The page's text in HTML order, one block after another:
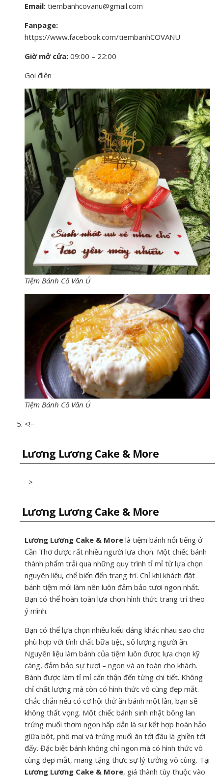
Email: tiembanhcovanu@gmail.com
Fanpage:
https://www.facebook.com/tiembanhCOVANU
Giờ mở cửa: 09:00 – 22:00
Gọi điện
Tiệm Bánh Cô Vân Ú
Tiệm Bánh Cô Vân Ú
<!–
Lương Lương Cake & More
–>
Lương Lương Cake & More
Lương Lương Cake & More là tiệm bánh nổi tiếng ở
Cần Thơ được rất nhiều người lựa chọn. Một chiếc bánh
thành phẩm trải qua những quy trình tỉ mỉ từ lựa chọn
nguyên liệu, chế biến đến trang trí. Chỉ khi khách đặt
bánh tiệm mới làm nên luôn đảm bảo tươi ngon nhất.
Bạn có thể hoàn toàn lựa chọn hình thức trang trí theo
ý mình.
Bạn có thể lựa chọn nhiều kiểu dáng khác nhau sao cho
phù hợp với tính chất bữa tiệc, số lượng người ăn.
Nguyên liệu làm bánh của tiệm luôn được lựa chọn kỹ
càng, đảm bảo sự tươi – ngon và an toàn cho khách.
Bánh được làm tỉ mỉ cẩn thận đến từng chi tiết. Không
chỉ chất lượng mà còn có hình thức vô cùng đẹp mắt.
Chắc chắn nếu có cơ hội thử ăn bánh một lần, bạn sẽ
không thất vọng. Một chiếc bánh sinh nhật bông lan
trứng muối thơm ngon hấp dẫn là sự kết hợp hoàn hảo
giữa bột, phô mai và trứng muối ăn tới đâu là ghiền tới
đấy. Đặc biệt bánh không chỉ ngon mà có hình thức vô
cùng đẹp mắt, mang tặng thực sự lý tưởng vô cùng. Tại
Lương Lương Cake & More, giá thành tùy thuộc vào